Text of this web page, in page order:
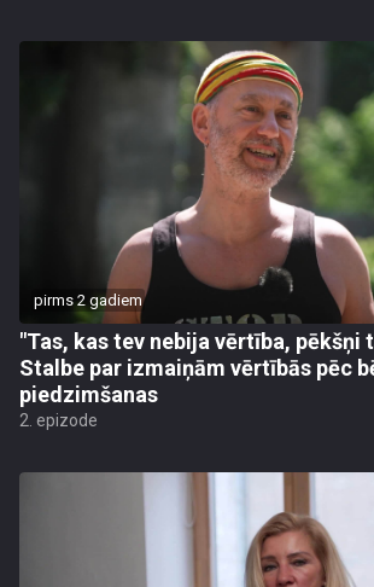
pirms 2 gadiem
"Tas, kas tev nebija vērtība, pēkšņi
Stalbe par izmaiņām vērtībās pēc
piedzimšanas
2. epizode